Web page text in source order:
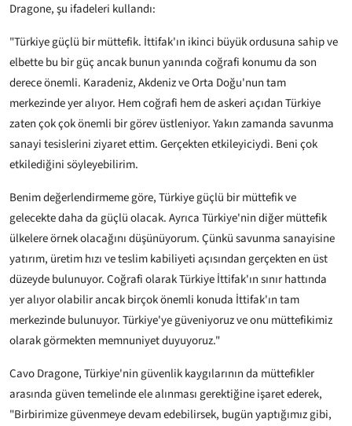
Dragone, şu ifadeleri kullandı:
"Türkiye güçlü bir müttefik. İttifak'ın ikinci büyük ordusuna sahip ve
elbette bu bir güç ancak bunun yanında coğrafi konumu da son
derece önemli. Karadeniz, Akdeniz ve Orta Doğu'nun tam
merkezinde yer alıyor. Hem coğrafi hem de askeri açıdan Türkiye
zaten çok çok önemli bir görev üstleniyor. Yakın zamanda savunma
sanayi tesislerini ziyaret ettim. Gerçekten etkileyiciydi. Beni çok
etkilediğini söyleyebilirim.
Benim değerlendirmeme göre, Türkiye güçlü bir müttefik ve
gelecekte daha da güçlü olacak. Ayrıca Türkiye'nin diğer müttefik
ülkelere örnek olacağını düşünüyorum. Çünkü savunma sanayisine
yatırım, üretim hızı ve teslim kabiliyeti açısından gerçekten en üst
düzeyde bulunuyor. Coğrafi olarak Türkiye İttifak'ın sınır hattında
yer alıyor olabilir ancak birçok önemli konuda İttifak'ın tam
merkezinde bulunuyor. Türkiye'ye güveniyoruz ve onu müttefikimiz
olarak görmekten memnuniyet duyuyoruz."
Cavo Dragone, Türkiye'nin güvenlik kaygılarının da müttefikler
arasında güven temelinde ele alınması gerektiğine işaret ederek,
"Birbirimize güvenmeye devam edebilirsek, bugün yaptığımız gibi,